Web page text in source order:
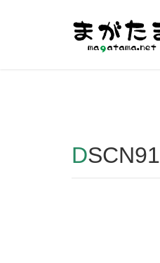
: Undefined array key